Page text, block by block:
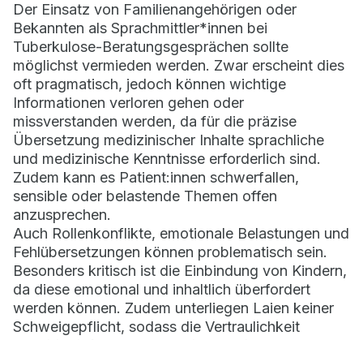
Der Einsatz von Familienangehörigen oder
Bekannten als Sprachmittler*innen bei
Tuberkulose-Beratungsgesprächen sollte
möglichst vermieden werden. Zwar erscheint dies
oft pragmatisch, jedoch können wichtige
Informationen verloren gehen oder
missverstanden werden, da für die präzise
Übersetzung medizinischer Inhalte sprachliche
und medizinische Kenntnisse erforderlich sind.
Zudem kann es Patient:innen schwerfallen,
sensible oder belastende Themen offen
anzusprechen.
Auch Rollenkonflikte, emotionale Belastungen und
Fehlübersetzungen können problematisch sein.
Besonders kritisch ist die Einbindung von Kindern,
da diese emotional und inhaltlich überfordert
werden können. Zudem unterliegen Laien keiner
Schweigepflicht, sodass die Vertraulichkeit